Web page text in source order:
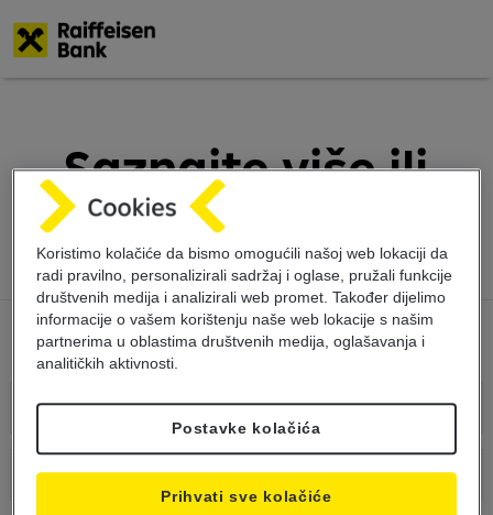
Saznajte više ili
ugovorite sastanak
Koristimo kolačiće da bismo omogućili našoj web lokaciji da
radi pravilno, personalizirali sadržaj i oglase, pružali funkcije
društvenih medija i analizirali web promet. Također dijelimo
informacije o vašem korištenju naše web lokacije s našim
partnerima u oblastima društvenih medija, oglašavanja i
analitičkih aktivnosti.
Postavke kolačića
Prihvati sve kolačiće